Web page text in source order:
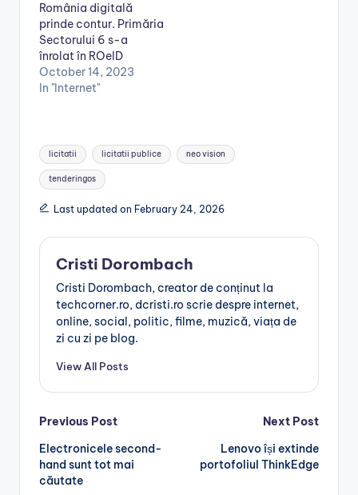
România digitală
prinde contur. Primăria
Sectorului 6 s-a
înrolat în ROeID
October 14, 2023
In "Internet"
Tags:
licitatii licitatii publice neo vision
tenderingos
Last updated on February 24, 2026
Cristi Dorombach
Cristi Dorombach, creator de conținut la
techcorner.ro, dcristi.ro scrie despre internet,
online, social, politic, filme, muzică, viața de
zi cu zi pe blog.
View All Posts
Post
navigation
Previous Post
Electronicele second-
hand sunt tot mai
căutate
Next Post
Lenovo își extinde
portofoliul ThinkEdge